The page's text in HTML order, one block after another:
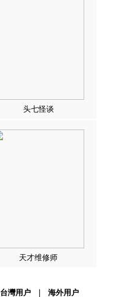
头七怪谈
天才维修师
台灣用户| 海外用户